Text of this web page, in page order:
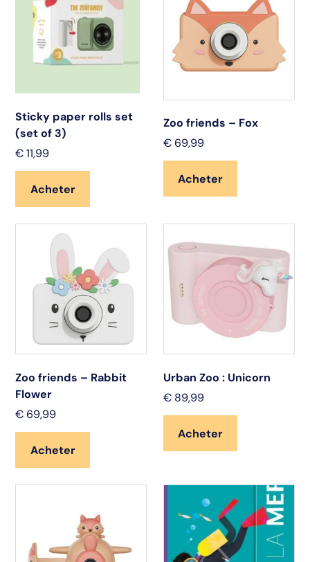
Sticky paper rolls set
(set of 3)
€ 11,99
Acheter
Zoo friends – Fox
€ 69,99
Acheter
Zoo friends – Rabbit
Flower
€ 69,99
Acheter
Urban Zoo : Unicorn
€ 89,99
Acheter